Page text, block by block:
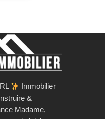
Immobilier
&
Madame,